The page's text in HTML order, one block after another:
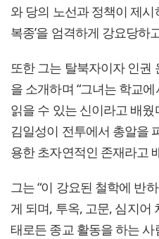
와 당의 노선과 정책이 제시
복종’을 엄격하게 강요당하
또한 그는 탈북자이자 인권
을 소개하며 “그녀는 학교
읽을 수 있는 신이라고 배
김일성이 전투에서 총알을
용한 초자연적인 존재라고
그는 “이 강요된 철학에 반
게 되며, 투옥, 고문, 심지어
태로든 종교 활동을 하는 사